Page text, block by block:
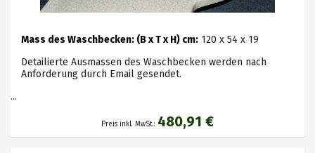
Mass des Waschbecken: (B x T x H) cm: 120 x 54 x 19
Detailierte Ausmassen des Waschbecken werden nach
Anforderung durch Email gesendet.
...
Preis inkl. MwSt.: 480,91 €